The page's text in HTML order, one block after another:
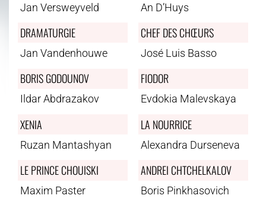
Jan Versweyveld An D’Huys
DRAMATURGIE
Jan Vandenhouwe
CHEF DES CHŒURS
José Luis Basso
BORIS GODOUNOV
Ildar Abdrazakov
FIODOR
Evdokia Malevskaya
XENIA
Ruzan Mantashyan
LA NOURRICE
Alexandra Durseneva
LE PRINCE CHOUISKI
Maxim Paster
ANDREI CHTCHELKALOV
Boris Pinkhasovich